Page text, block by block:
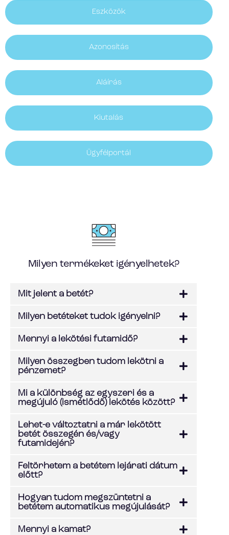
Eszközök
Azonosítás
Aláírás
Kiutalás
Ügyfélportál
Milyen termékeket igényelhetek?
Mit jelent a betét?
Milyen betéteket tudok igényelni?
Mennyi a lekötési futamidő?
Milyen összegben tudom lekötni a
pénzemet?
Mi a különbség az egyszeri és a
megújuló (ismétlődő) lekötés között?
Lehet-e változtatni a már lekötött
betét összegén és/vagy
futamidején?
Feltörhetem a betétem lejárati dátum
előtt?
Hogyan tudom megszüntetni a
betétem automatikus megújulását?
Mennyi a kamat?